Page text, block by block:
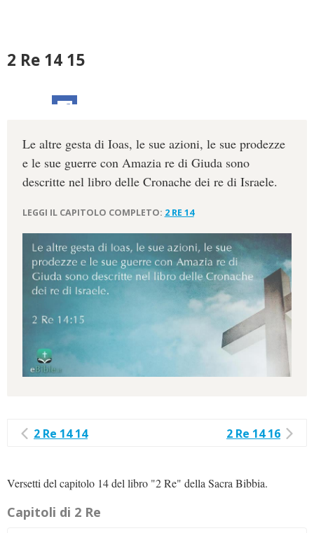
2 Re 14 15
Le altre gesta di Ioas, le sue azioni, le sue prodezze
e le sue guerre con Amazia re di Giuda sono
descritte nel libro delle Cronache dei re di Israele.
LEGGI IL CAPITOLO COMPLETO: 2 RE 14
2 Re 14 14 2 Re 14 16
Versetti del capitolo 14 del libro "2 Re" della Sacra Bibbia.
Capitoli di 2 Re